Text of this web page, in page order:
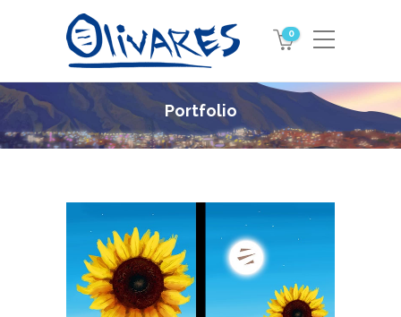
0
Portfolio